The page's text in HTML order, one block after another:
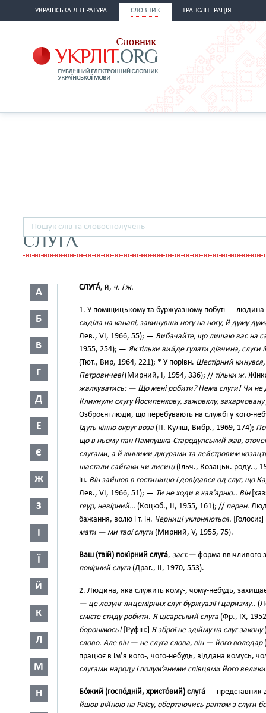
УКРАЇНСЬКА ЛІТЕРАТУРА СЛОВНИК ТРАНСЛІТЕРАЦІЯ
СЛУГА
А
Б
В
Г
Д
Е
Є
Ж
З
І
Ї
Й
К
Л
М
Н
СЛУГА́, и́, ч. і ж.
1. У поміщицькому та буржуазному побуті — людина
сиділа на канапі, закинувши ногу на ногу, й думу
Лев., VI, 1966, 55); — Вибачайте, що лишаю вас на
1955, 254); — Як тільки вийде гуляти дівчина, слуги
(Тют., Вир, 1964, 221); * У порівн. Шестірний
Петровичеві(Мирний, I, 1954, 336); // тільки ж.
жалкуватись: — Що мені робити? Нема слуги! Чи не
Кликнули слугу Йосипенкову, зажовклу, захарчовану
Озброєні люди, що перебувають на службі у кого-
їдуть кінно округ воза (П. Куліш, Вибр., 1969, 174);
що в ньому пан Пампушка-Стародупський їхав,
слугами, а й кінними джурами та лейстровим
шастали сайгаки чи лисиці(Ільч., Козацьк. роду..,
ін. Він зайшов в гостиницю і довідався од слуг, що
Лев., VI, 1966, 51); — Ти не ходи в кав’ярню.. Він
гяур, невірний… (Коцюб., II, 1955, 161); // перен.
бажання, волю і т. ін. Черниці уклоняються. [Голоси:]
мати — ми твої слуги (Мирний, V, 1955, 75).
Ваш (твій) покі́рний слуга́, заст.— форма ввічливого
покірний слуга (Драг., II, 1970, 553).
2. Людина, яка служить кому-, чому-небудь, захищає
— це лозунг лицемірних слуг буржуазії і царизму..
смієте стиду робити. Я цісарський слуга (Фр., IX,
боронімось![Руфін:] Я зброї не здійму на слуг закону
слово. Але він — не слуга слова, він — його володар
працює в ім’я кого-, чого-небудь, віддана комусь,
слугами народу і полум’яними співцями його
Бо́жий (госпо́дній, христо́вий) слуга́ — представник
йшов війною на Раїсу, обертаючись раптом з слуги